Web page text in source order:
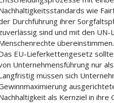
wie
Durchführung ihrer
sind und mit den
übereinstimmen.
EU-Lieferkettengesetz
Unternehmensführung nur
müssen sich
als Kernziel in